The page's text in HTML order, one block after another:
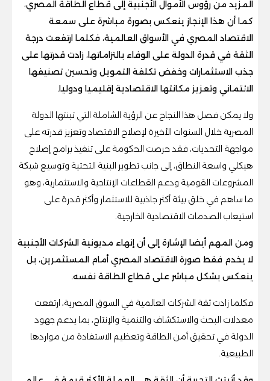
المزيد من رؤوس الأموال الأجنبية إلى قطاع الطاقة المصري،
كما أن هذا الإنجاز ينعكس بصورة مباشرة على سمعة
الاقتصاد المصري في الأسواق العالمية، فكلما ارتفعت درجة
الثقة في قدرة الدولة على الوفاء بالتزاماتها، زادت قدرتها على
جذب الاستثمارات وخفض تكلفة التمويل وتحسين تصنيفها
الائتماني وتعزيز مكانتها الاقتصادية إقليميا ودوليا.
ولا يمكن فصل هذا النجاح عن الرؤية الشاملة التي تبنتها الدولة
المصرية خلال السنوات الأخيرة لإصلاح الاقتصاد وتعزيز قدرته على
مواجهة التحديات، فقد حرصت الحكومة على تنفيذ برامج إصلاح
هيكلي واسعة النطاق، إلى جانب تطوير البنية التحتية وتوسيع شبكة
المشروعات القومية ودعم القطاعات الإنتاجية والاستثمارية، وهو
ما ساهم في خلق بيئة أكثر جاذبية للاستثمار وأكثر قدرة على
استيعاب الصدمات الاقتصادية الخارجية.
ومن المهم أيضا الإشارة إلى أن إنهاء مديونية الشركات الأجنبية
لا يخدم فقط صورة الاقتصاد المصري أمام المستثمرين، بل
ينعكس بشكل مباشر على قطاع الطاقة نفسه.
فكلما زادت ثقة الشركات العالمية في السوق المصرية، ارتفعت
معدلات البحث والاستكشاف والتنمية والإنتاج، بما يدعم جهود
الدولة في تحقيق أمن الطاقة وتعظيم الاستفادة من مواردها
الطبيعية.